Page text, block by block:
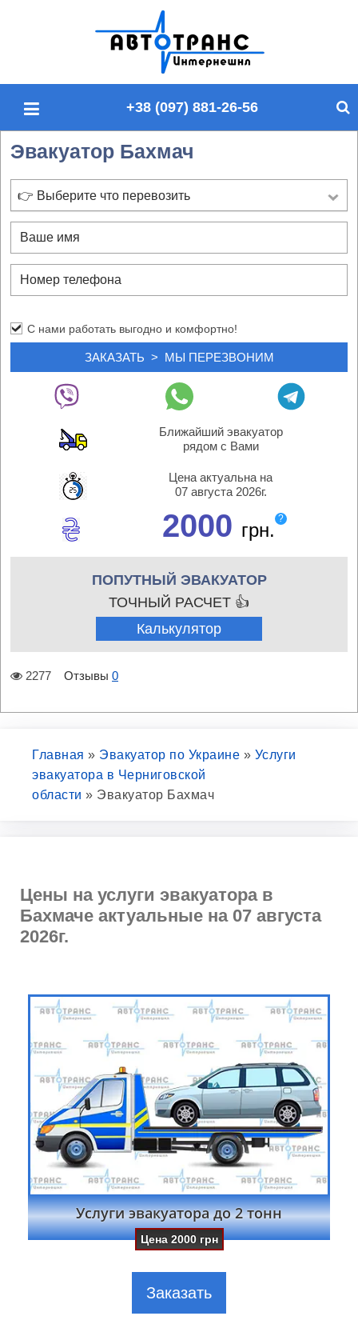
п
й
у
+38 (097) 881-26-56
Эвакуатор Бахмач
👉 Выберите что перевозить
С нами работать выгодно и комфортно!
Ближайший эвакуатор
рядом с Вами
Цена актуальна на
07 августа 2026г.
2000 грн.
?
ПОПУТНЫЙ ЭВАКУАТОР
ТОЧНЫЙ РАСЧЕТ 👍
Калькулятор
2277 Отзывы 0
Главная » Эвакуатор по Украине » Услуги
эвакуатора в Черниговской
области » Эвакуатор Бахмач
Цены на услуги эвакуатора в
Бахмаче актуальные на 07 августа
2026г.
Услуги эвакуатора до 2 тонн
Цена2000 грн
Заказать